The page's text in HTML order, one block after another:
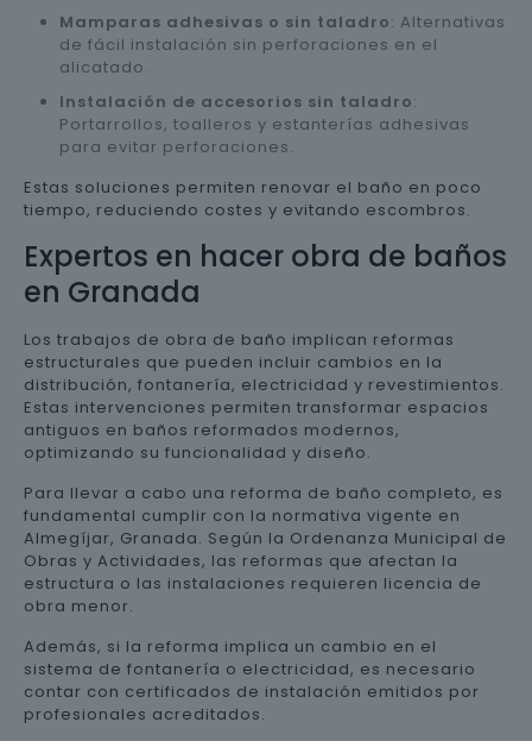
Mamparas adhesivas o sin taladro: Alternativas
de fácil instalación sin perforaciones en el
alicatado.
Instalación de accesorios sin taladro:
Portarrollos, toalleros y estanterías adhesivas
para evitar perforaciones.
Estas soluciones permiten renovar el baño en poco
tiempo, reduciendo costes y evitando escombros.
Expertos en hacer obra de baños
en Granada
Los trabajos de obra de baño implican reformas
estructurales que pueden incluir cambios en la
distribución, fontanería, electricidad y revestimientos.
Estas intervenciones permiten transformar espacios
antiguos en baños reformados modernos,
optimizando su funcionalidad y diseño.
Para llevar a cabo una reforma de baño completo, es
fundamental cumplir con la normativa vigente en
Almegíjar, Granada. Según la Ordenanza Municipal de
Obras y Actividades, las reformas que afectan la
estructura o las instalaciones requieren licencia de
obra menor.
Además, si la reforma implica un cambio en el
sistema de fontanería o electricidad, es necesario
contar con certificados de instalación emitidos por
profesionales acreditados.